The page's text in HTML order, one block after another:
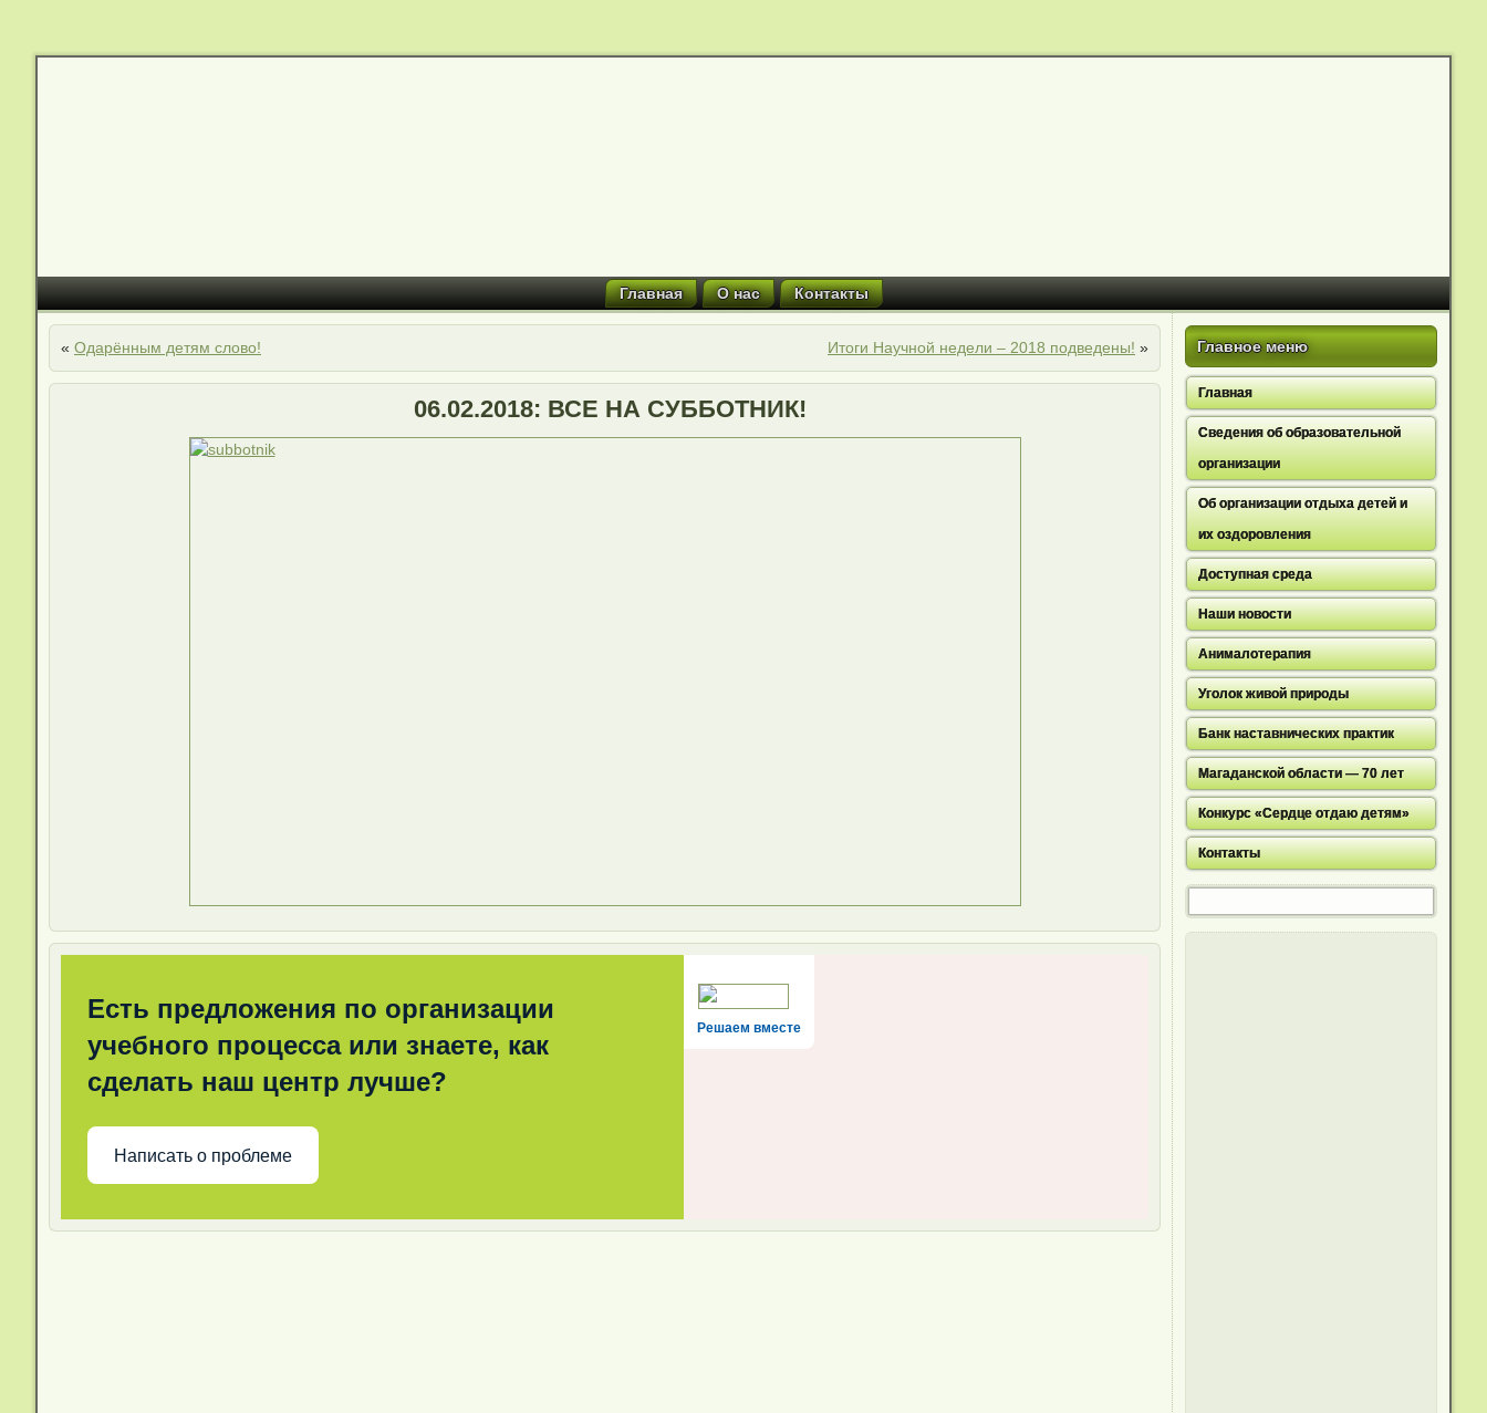
Главная О нас Контакты
« Одарённым детям слово! Итоги Научной недели – 2018 подведены! »
06.02.2018: ВСЕ НА СУББОТНИК!
Решаем вместе
Есть предложения по организации
учебного процесса или знаете, как
сделать наш центр лучше?
Написать о проблеме
Главное меню
Главная
Сведения об образовательной
организации
Об организации отдыха детей и
их оздоровления
Доступная среда
Наши новости
Анималотерапия
Уголок живой природы
Банк наставнических практик
Магаданской области — 70 лет
Конкурс «Сердце отдаю детям»
Контакты